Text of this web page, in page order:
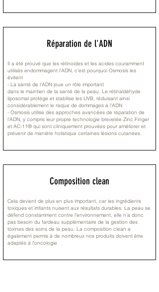
Réparation de l'ADN
Il a été prouvé que les rétinoides et les acides couramment
utilisés endommagent l’ADN, c’est pourquoi Osmosis les
évitent
- La santé de l’ADN joue un rôle important
dans le maintien de la santé de la peau. Le rétinaldéhyde
liposomal protège et stabilise les UVB, réduisant ainsi
considérablement le risque de dommages à l'ADN
- Osmosis utilise des approches avancées de réparation de
l'ADN, y compris leur propre technologie brevetée Zinc Finger
et AC-11® qui sont cliniquement prouvées pour améliorer et
prévenir de manière holistique certaines lésions cutanées.
Composition clean
Cela devient de plus en plus important, car les ingrédients
toxiques et irritants nuisent aux résultats durables. La peau se
défend constamment contre l'environnement, elle n'a donc
pas besoin du fardeau supplémentaire de la gestion des
toxines des soins de la peau. La composition clean a
également permis à de nombreux nos produits doivent être
adaptés à l'oncologie